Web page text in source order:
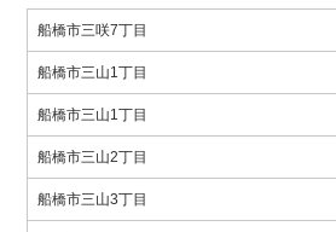
船橋市三咲7丁目
船橋市三山1丁目
船橋市三山1丁目
船橋市三山2丁目
船橋市三山3丁目